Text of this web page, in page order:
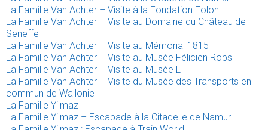
La Famille Van Achter – Visite à la Fondation Folon
La Famille Van Achter – Visite au Domaine du Château de
Seneffe
La Famille Van Achter – Visite au Mémorial 1815
La Famille Van Achter – Visite au Musée Félicien Rops
La Famille Van Achter – Visite au Musée L
La Famille Van Achter – Visite du Musée des Transports en
commun de Wallonie
La Famille Yilmaz
La Famille Yilmaz – Escapade à la Citadelle de Namur